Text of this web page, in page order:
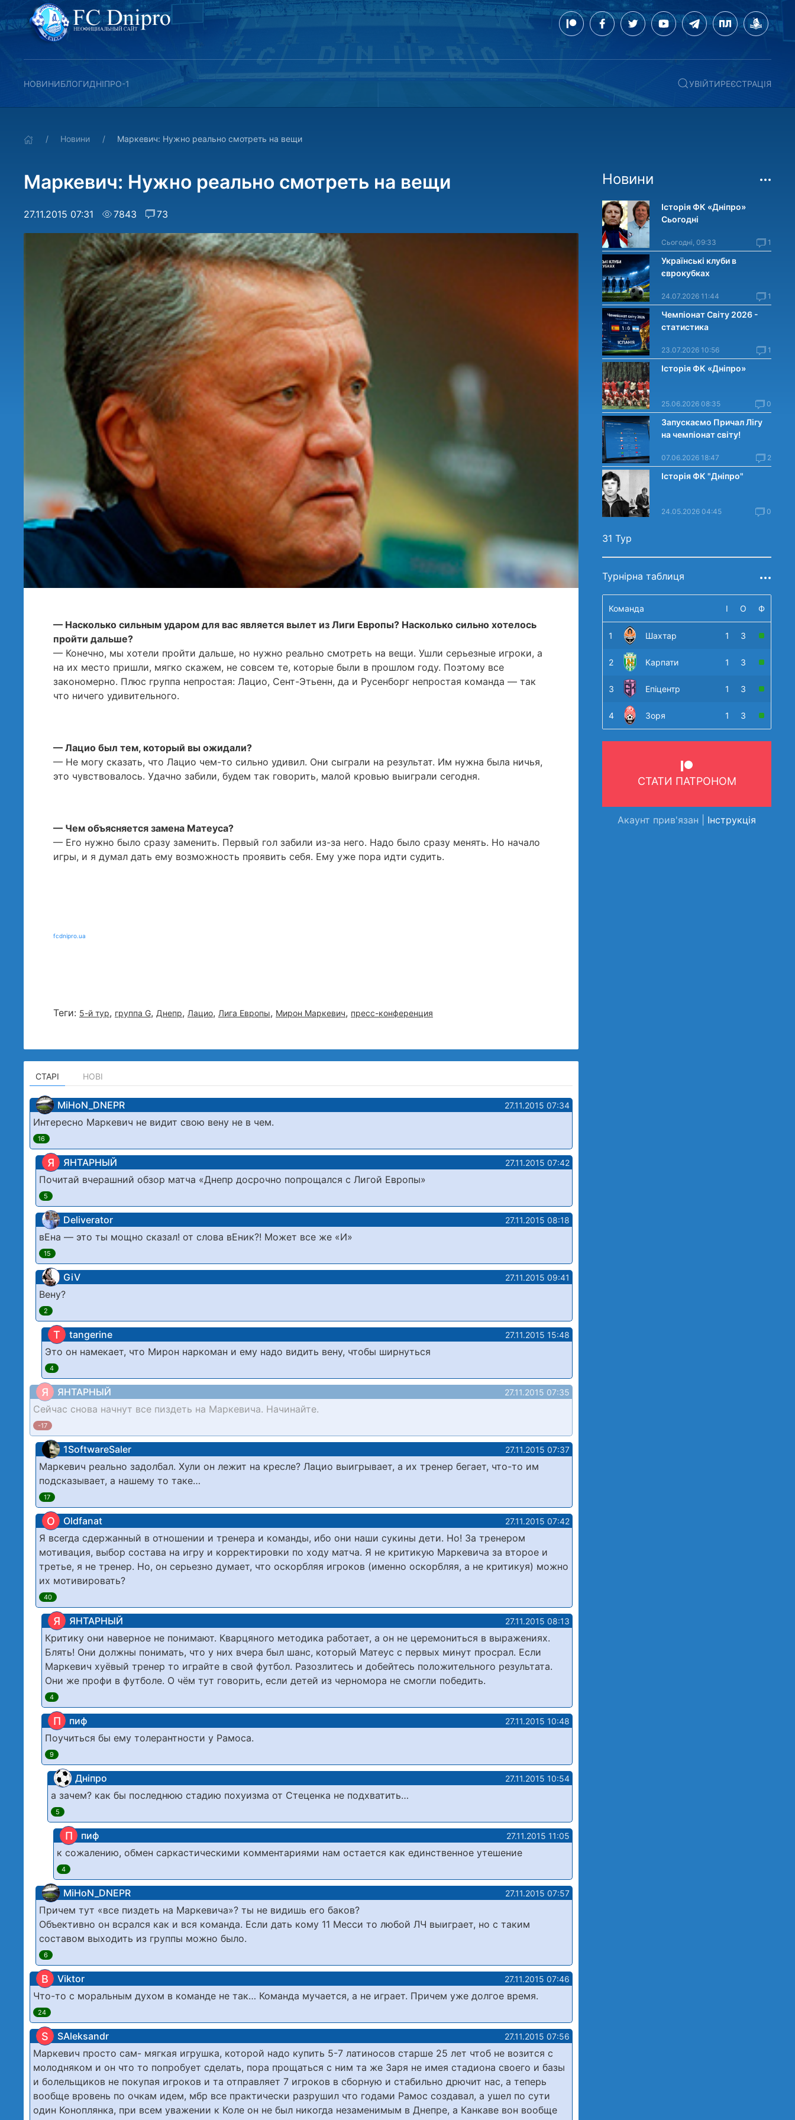
НОВИНИБЛОГИДНІПРО-1 УВІЙТИРЕЄСТРАЦІЯ
Новини Маркевич: Нужно реально смотреть на вещи
Маркевич: Нужно реально смотреть на вещи
27.11.2015 07:31 7843 73
— Насколько сильным ударом для вас является вылет из Лиги Европы? Насколько сильно хотелось
пройти дальше?
— Конечно, мы хотели пройти дальше, но нужно реально смотреть на вещи. Ушли серьезные игроки, а
на их место пришли, мягко скажем, не совсем те, которые были в прошлом году. Поэтому все
закономерно. Плюс группа непростая: Лацио, Сент-Этьенн, да и Русенборг непростая команда — так
что ничего удивительного.
— Лацио был тем, который вы ожидали?
— Не могу сказать, что Лацио чем-то сильно удивил. Они сыграли на результат. Им нужна была ничья,
это чувствовалось. Удачно забили, будем так говорить, малой кровью выиграли сегодня.
— Чем объясняется замена Матеуса?
— Его нужно было сразу заменить. Первый гол забили из-за него. Надо было сразу менять. Но начало
игры, и я думал дать ему возможность проявить себя. Ему уже пора идти судить.
fcdnipro.ua
Теги: 5-й тур, группа G, Днепр, Лацио, Лига Европы, Мирон Маркевич, пресс-конференция
СТАРІ НОВІ
MiHoN_DNEPR 27.11.2015 07:34
Интересно Маркевич не видит свою вену не в чем.
16
Я ЯНТАРНЫЙ 27.11.2015 07:42
Почитай вчерашний обзор матча «Днепр досрочно попрощался с Лигой Европы»
5
Deliverator 27.11.2015 08:18
вЕна — это ты мощно сказал! от слова вЕник?! Может все же «И»
15
GiV 27.11.2015 09:41
Вену?
2
T tangerine 27.11.2015 15:48
Это он намекает, что Мирон наркоман и ему надо видить вену, чтобы ширнуться
4
Я ЯНТАРНЫЙ 27.11.2015 07:35
Сейчас снова начнут все пиздеть на Маркевича. Начинайте.
-17
1SoftwareSaler 27.11.2015 07:37
Маркевич реально задолбал. Хули он лежит на кресле? Лацио выигрывает, а их тренер бегает, что-то им
подсказывает, а нашему то таке…
17
O Oldfanat 27.11.2015 07:42
Я всегда сдержанный в отношении и тренера и команды, ибо они наши сукины дети. Но! За тренером
мотивация, выбор состава на игру и корректировки по ходу матча. Я не критикую Маркевича за второе и
третье, я не тренер. Но, он серьезно думает, что оскорбляя игроков (именно оскорбляя, а не критикуя) можно
их мотивировать?
40
Я ЯНТАРНЫЙ 27.11.2015 08:13
Критику они наверное не понимают. Кварцяного методика работает, а он не церемониться в выражениях.
Блять! Они должны понимать, что у них вчера был шанс, который Матеус с первых минут просрал. Если
Маркевич хуёвый тренер то играйте в свой футбол. Разозлитесь и добейтесь положительного результата.
Они же профи в футболе. О чём тут говорить, если детей из черномора не смогли победить.
4
П пиф 27.11.2015 10:48
Поучиться бы ему толерантности у Рамоса.
9
Дніпро 27.11.2015 10:54
а зачем? как бы последнюю стадию похуизма от Стеценка не подхватить…
5
П пиф 27.11.2015 11:05
к сожалению, обмен саркастическими комментариями нам остается как единственное утешение
4
MiHoN_DNEPR 27.11.2015 07:57
Причем тут «все пиздеть на Маркевича»? ты не видишь его баков?
Объективно он всрался как и вся команда. Если дать кому 11 Месси то любой ЛЧ выиграет, но с таким
составом выходить из группы можно было.
6
В Viktor 27.11.2015 07:46
Что-то с моральным духом в команде не так… Команда мучается, а не играет. Причем уже долгое время.
24
S SAleksandr 27.11.2015 07:56
Маркевич просто сам- мягкая игрушка, которой надо купить 5-7 латиносов старше 25 лет чтоб не возится с
молодняком и он что то попробует сделать, пора прощаться с ним та же Заря не имея стадиона своего и базы
и болельщиков не покупая игроков и та отправляет 7 игроков в сборную и стабильно дрючит нас, а теперь
вообще вровень по очкам идем, мбр все практически разрушил что годами Рамос создавал, а ушел по сути
один Коноплянка, при всем уважении к Коле он не был никогда незаменимым в Днепре, а Канкаве вон вообще
Новини
Історія ФК «Дніпро»
Сьогодні
Сьогодні, 09:33 1
Українські клуби в
єврокубках
24.07.2026 11:44 1
Чемпіонат Світу 2026 -
статистика
23.07.2026 10:56 1
Історія ФК «Дніпро»
25.06.2026 08:35 0
Запускаємо Причал Лігу
на чемпіонат світу!
07.06.2026 18:47 2
Історія ФК "Дніпро"
24.05.2026 04:45 0
31 Тур
Турнірна таблиця
Команда І О Ф
1 Шахтар 1 3
2 Карпати 1 3
3 Епіцентр 1 3
4 Зоря 1 3
СТАТИ ПАТРОНОМ
Акаунт прив'язан | Інструкція